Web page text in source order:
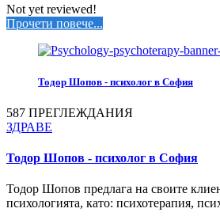
Not yet reviewed!
Прочети повече...
Тодор Шопов - психолог в София
587 ПРЕГЛЕЖДАНИЯ
ЗДРАВЕ
Тодор Шопов - психолог в София
Тодор Шопов предлага на своите
психологията, като: психотерапия,